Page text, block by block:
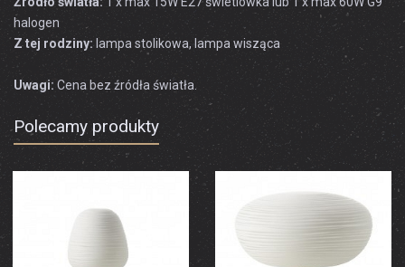
halogen
Z tej rodziny: lampa stolikowa, lampa wisząca
Uwagi: Cena bez źródła światła.
Polecamy produkty